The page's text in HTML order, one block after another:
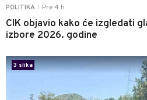
POLITIKA Pre 4 h
CIK objavio kako će izgledati
izbore 2026. godine
3 slika